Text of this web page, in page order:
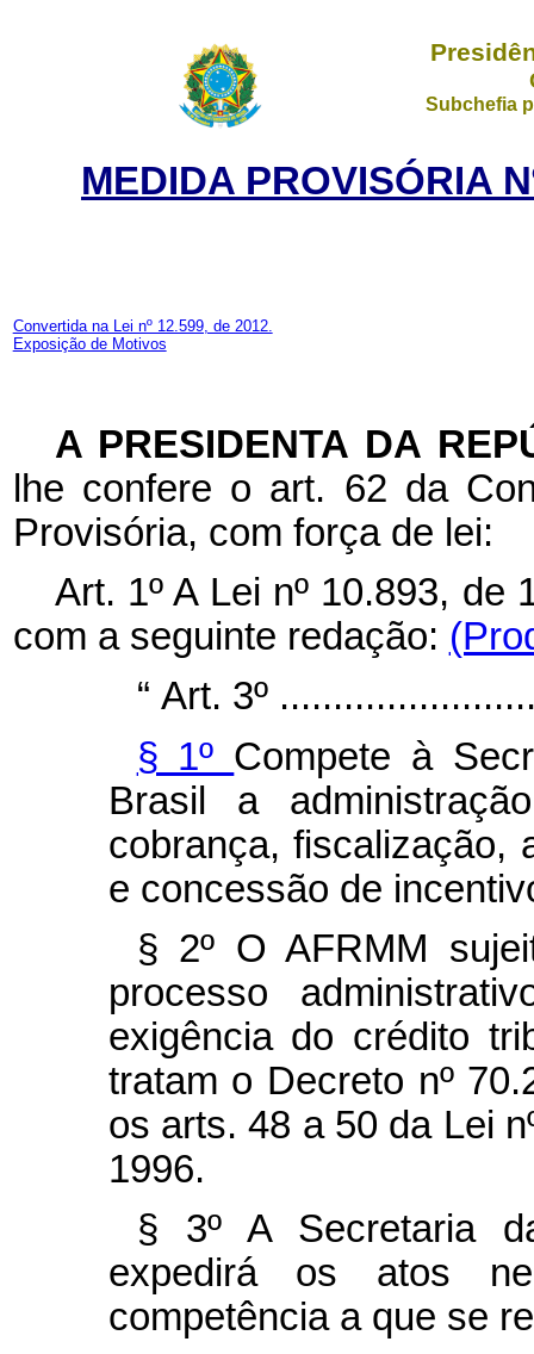
Subchefia
MEDIDA PROVISÓRIA
Convertida na Lei nº 12.599, de 2012.
Exposição de Motivos
A PRESIDENTA DA
lhe confere o art. 62 da
Provisória, com força de lei:
Art. 1º A Lei nº 10.893, de
com a seguinte redação:
“ Art. 3º
§ 1º Compete à
Brasil a
cobrança, fiscalização,
e concessão de
§ 2º O AFRMM
processo
exigência do crédito
tratam o Decreto nº
os arts. 48 a 50 da Lei
1996.
§ 3º A Secretaria
expedirá os atos
competência a que se